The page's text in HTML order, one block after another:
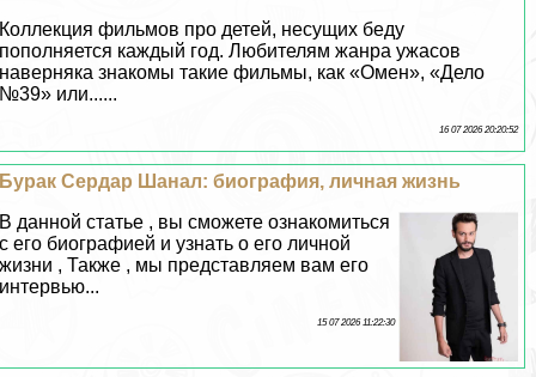
Коллекция фильмов про детей, несущих беду
пополняется каждый год. Любителям жанра ужасов
наверняка знакомы такие фильмы, как «Омен», «Дело
№39» или......
16 07 2026 20:20:52
Буpaк Сердар Шанал: биография, личная жизнь
В данной статье , вы сможете ознакомиться
с его биографией и узнать о его личной
жизни , Также , мы представляем вам его
интервью...
15 07 2026 11:22:30